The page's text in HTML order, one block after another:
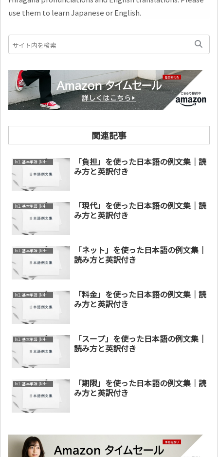
use them to learn Japanese or English.
関連記事
lv1. 基本単語 (N4～N5)
「負担」を使った日本語の例文集｜読
み方と英訳付き
lv1. 基本単語 (N4～N5)
「現代」を使った日本語の例文集｜読
み方と英訳付き
lv1. 基本単語 (N4～N5)
「ネット」を使った日本語の例文集｜
読み方と英訳付き
lv1. 基本単語 (N4～N5)
「料金」を使った日本語の例文集｜読
み方と英訳付き
lv1. 基本単語 (N4～N5)
「スープ」を使った日本語の例文集｜
読み方と英訳付き
lv1. 基本単語 (N4～N5)
「期限」を使った日本語の例文集｜読
み方と英訳付き